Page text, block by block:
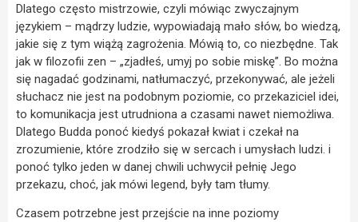
Dlatego często mistrzowie, czyli mówiąc zwyczajnym
językiem – mądrzy ludzie, wypowiadają mało słów, bo wiedzą,
jakie się z tym wiążą zagrożenia. Mówią to, co niezbędne. Tak
jak w filozofii zen – „zjadłeś, umyj po sobie miskę”. Bo można
się nagadać godzinami, natłumaczyć, przekonywać, ale jeżeli
słuchacz nie jest na podobnym poziomie, co przekaziciel idei,
to komunikacja jest utrudniona a czasami nawet niemożliwa.
Dlatego Budda ponoć kiedyś pokazał kwiat i czekał na
zrozumienie, które zrodziło się w sercach i umysłach ludzi. i
ponoć tylko jeden w danej chwili uchwycił pełnię Jego
przekazu, choć, jak mówi legend, były tam tłumy.
Czasem potrzebne jest przejście na inne poziomy